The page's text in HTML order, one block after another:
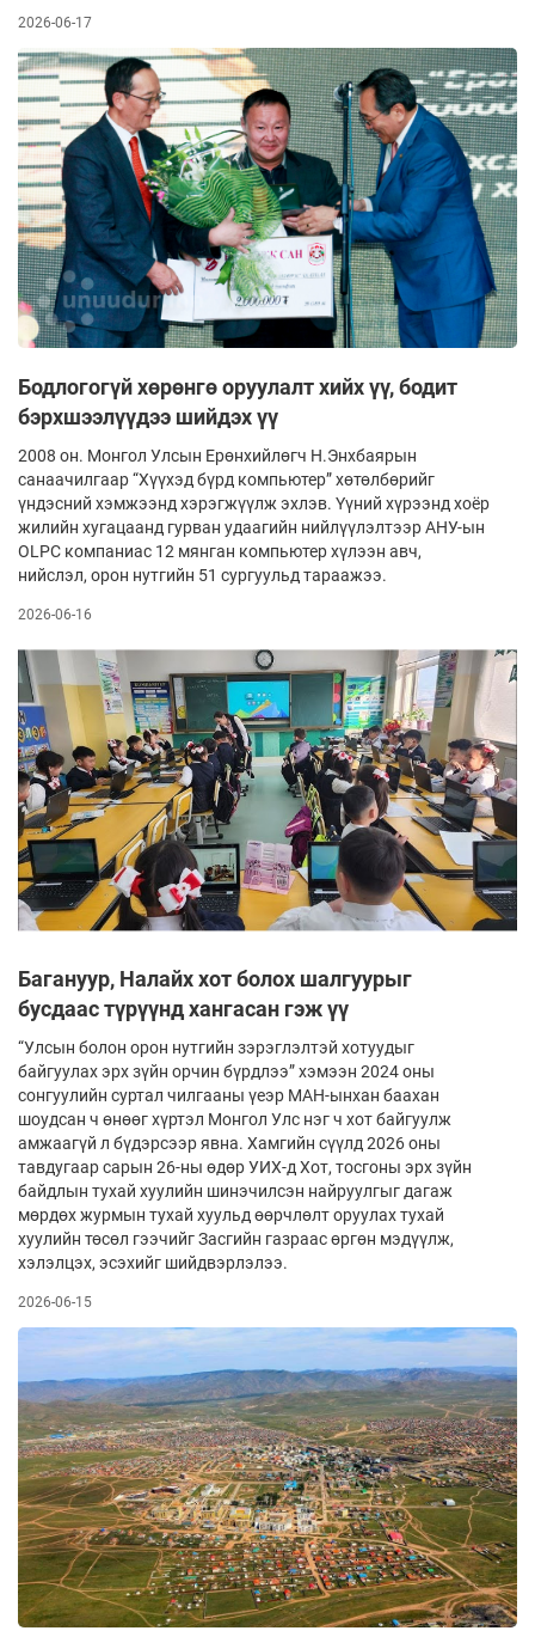
2026-06-17
Бодлогогүй хөрөнгө оруулалт хийх үү, бодит
бэрхшээлүүдээ шийдэх үү
2008 он. Монгол Улсын Ерөнхийлөгч Н.Энхбаярын
санаачилгаар “Хүүхэд бүрд компьютер” хөтөлбөрийг
үндэсний хэмжээнд хэрэгжүүлж эхлэв. Үүний хүрээнд хоёр
жилийн хугацаанд гурван удаагийн нийлүүлэлтээр АНУ-ын
OLPC компаниас 12 мянган компьютер хүлээн авч,
нийслэл, орон нутгийн 51 сургуульд тараажээ.
2026-06-16
Багануур, Налайх хот болох шалгуурыг
бусдаас түрүүнд хангасан гэж үү
“Улсын болон орон нутгийн зэрэглэлтэй хотуудыг
байгуулах эрх зүйн орчин бүрдлээ” хэмээн 2024 оны
сонгуулийн суртал­ чилгааны үеэр МАН-ынхан баахан
шоудсан ч өнөөг хүртэл Монгол Улс нэг ч хот байгуулж
амжаагүй л бүдэрсээр явна. Хамгийн сүүлд 2026 оны
тавдугаар сарын 26-ны өдөр УИХ-д Хот, тосгоны эрх зүйн
байдлын тухай хуулийн шинэчилсэн найруулгыг дагаж
мөрдөх журмын тухай хуульд өөрчлөлт оруулах тухай
хуулийн төсөл гээчийг Засгийн газраас өргөн мэдүүлж,
хэлэлцэх, эсэхийг шийдвэрлэлээ.
2026-06-15